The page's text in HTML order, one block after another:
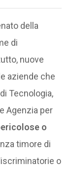
della
di
nuove
aziende che
Tecnologia,
Agenzia per
o
timore di
o